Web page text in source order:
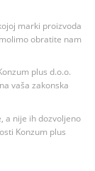
marki proizvoda
obratite nam
plus d.o.o.
vaša zakonska
a nije ih dozvoljeno
Konzum plus